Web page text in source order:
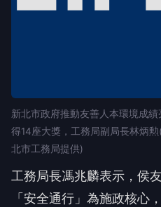
新北市政府推動友善人本環境成
得14座大獎，工務局副局長林炳
北市工務局提供)
工務局長馮兆麟表示，侯
「安全通行」為施政核心